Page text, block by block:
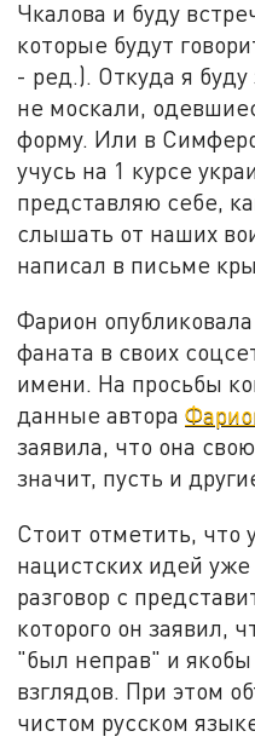
Чкалова и буду
которые будут
- ред.). Откуда я
не москали,
форму. Или в
учусь на 1 курсе
представляю себе,
слышать от наших
написал в письме
Фарион
фаната в своих
имени. На просьбы
данные автора
заявила, что она
значит, пусть и
Стоит отметить, что
нацистских идей
разговор с
которого он заявил,
"был неправ" и якобы
взглядов. При этом
чистом русском